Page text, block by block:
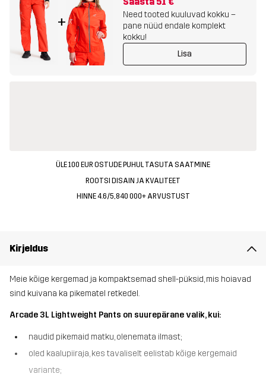
+
Need tooted kuuluvad kokku –
pane nüüd endale komplekt
kokku!
Lisa
ÜLE 100 EUR OSTUDE PUHUL TASUTA SAATMINE
ROOTSI DISAIN JA KVALITEET
HINNE 4.6/5, 840 000+ ARVUSTUST
Kirjeldus
Meie kõige kergemad ja kompaktsemad shell-püksid, mis hoiavad
sind kuivana ka pikematel retkedel.
Arcade 3L Lightweight Pants on suurepärane valik, kui:
naudid pikemaid matku, olenemata ilmast;
oled kaalupiiraja, kes tavaliselt eelistab kõige kergemaid
variante;